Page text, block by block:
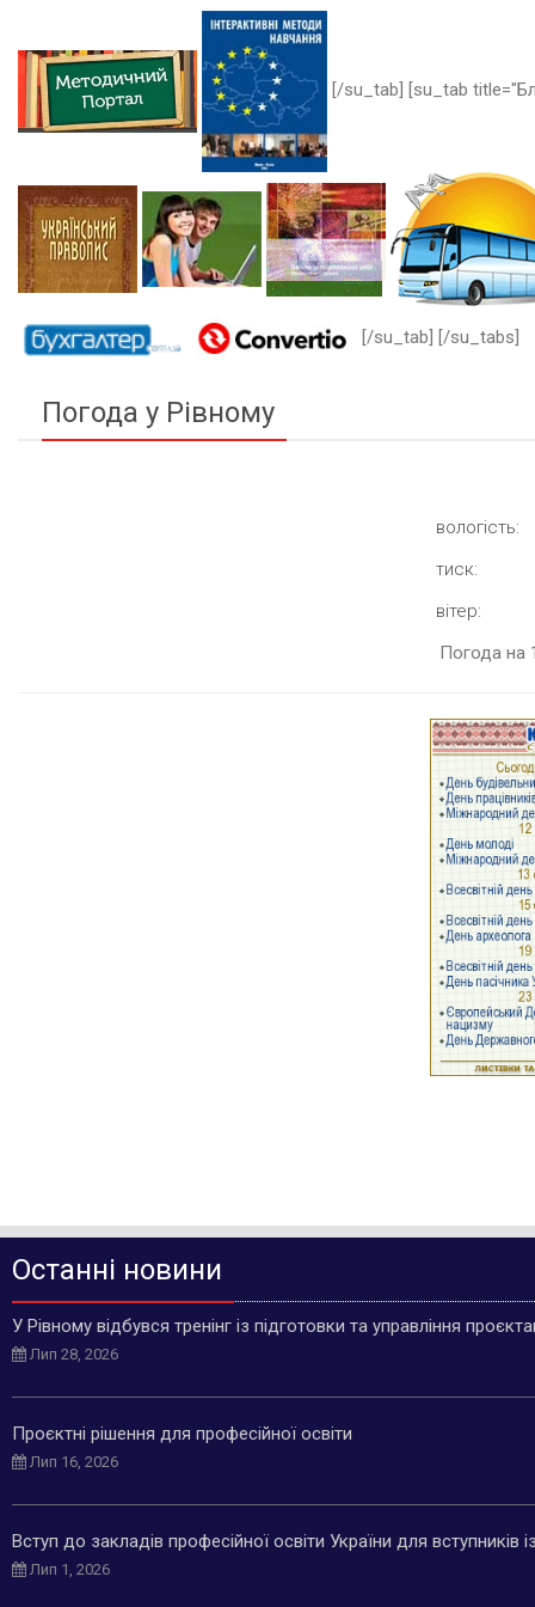
[/su_tab] [su_tab
[/su_tab] [/su_tabs]
Погода у Рівному
вологість:
тиск:
вітер:
Погода на
Останні новини
У Рівному відбувся тренінг із підготовки та управління
Лип 28, 2026
Проєктні рішення для професійної освіти
Лип 16, 2026
Вступ до закладів професійної освіти України для
Лип 1, 2026